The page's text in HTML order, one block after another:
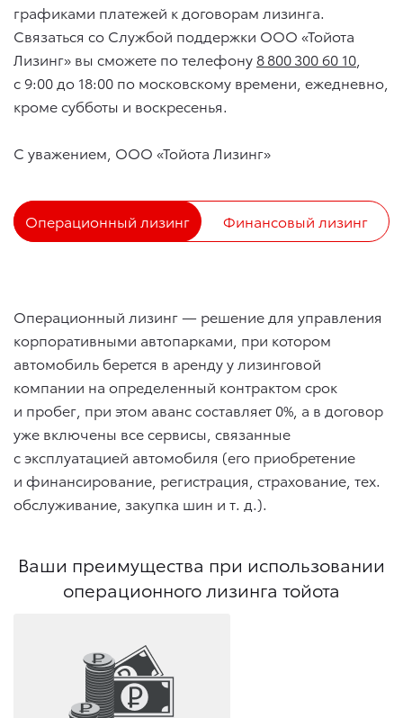
графиками платежей к договорам лизинга.
Связаться со Службой поддержки ООО «Тойота
Лизинг» вы сможете по телефону 8 800 300 60 10
с 9:00 до 18:00 по московскому времени, ежедневно,
кроме субботы и воскресенья.
С уважением, ООО «Тойота Лизинг»
Операционный лизинг Финансовый лизинг
Операционный лизинг — решение для управления
корпоративными автопарками, при котором
автомобиль берется в аренду у лизинговой
компании на определенный контрактом срок
и пробег, при этом аванс составляет 0%, а в договор
уже включены все сервисы, связанные
с эксплуатацией автомобиля (его приобретение
и финансирование, регистрация, страхование, тех.
обслуживание, закупка шин и т. д.).
Ваши преимущества при использовании
операционного лизинга тойота